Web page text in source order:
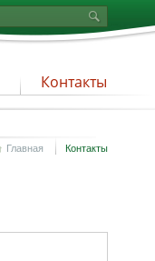
Контакты
Главная Контакты